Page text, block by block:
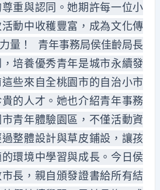
重與認同。她期許每一位小
動中收穫豐富，成為文化傳
量！ 青年事務局侯佳齡局長
培養優秀青年是城市永續發
些來自全桃園市的自治小市
的人才。她也介紹青年事務
青年體驗園區，不僅活動資
整體設計與草皮鋪設，讓孩
環境中學習與成長。今日侯
長，親自頒發證書給所有結